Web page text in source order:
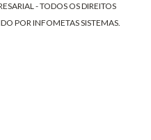
- TODOS OS DIREITOS
PORINFOMETAS SISTEMAS.